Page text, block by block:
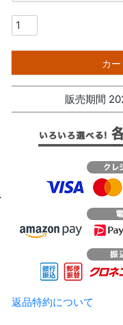
カ
販売期間
返品特約について